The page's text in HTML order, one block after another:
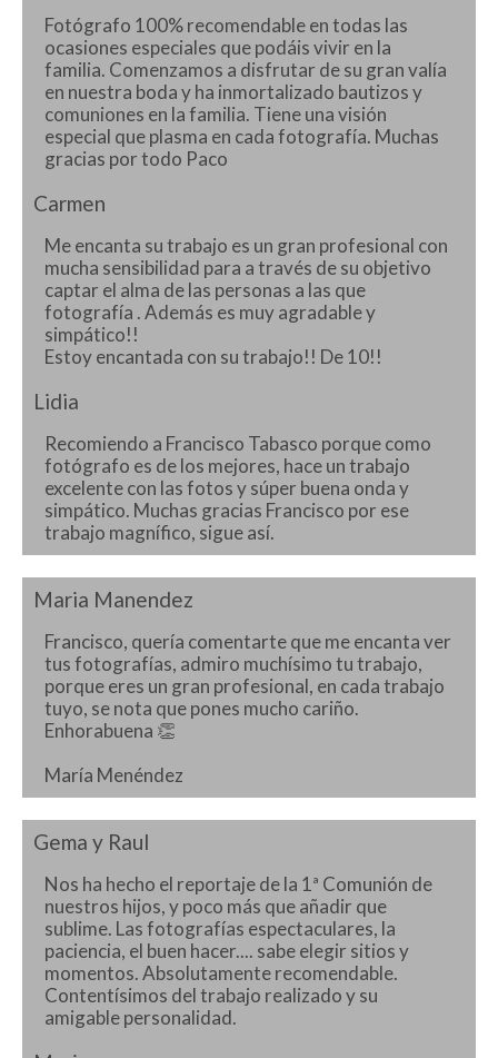
Fotógrafo 100% recomendable en todas las
ocasiones especiales que podáis vivir en la
familia. Comenzamos a disfrutar de su gran valía
en nuestra boda y ha inmortalizado bautizos y
comuniones en la familia. Tiene una visión
especial que plasma en cada fotografía. Muchas
gracias por todo Paco
Carmen
Me encanta su trabajo es un gran profesional con
mucha sensibilidad para a través de su objetivo
captar el alma de las personas a las que
fotografía . Además es muy agradable y
simpático!!
Estoy encantada con su trabajo!! De 10!!
Lidia
Recomiendo a Francisco Tabasco porque como
fotógrafo es de los mejores, hace un trabajo
excelente con las fotos y súper buena onda y
simpático. Muchas gracias Francisco por ese
trabajo magnífico, sigue así.
Maria Manendez
Francisco, quería comentarte que me encanta ver
tus fotografías, admiro muchísimo tu trabajo,
porque eres un gran profesional, en cada trabajo
tuyo, se nota que pones mucho cariño.
Enhorabuena 👏
María Menéndez
Gema y Raul
Nos ha hecho el reportaje de la 1ª Comunión de
nuestros hijos, y poco más que añadir que
sublime. Las fotografías espectaculares, la
paciencia, el buen hacer.... sabe elegir sitios y
momentos. Absolutamente recomendable.
Contentísimos del trabajo realizado y su
amigable personalidad.